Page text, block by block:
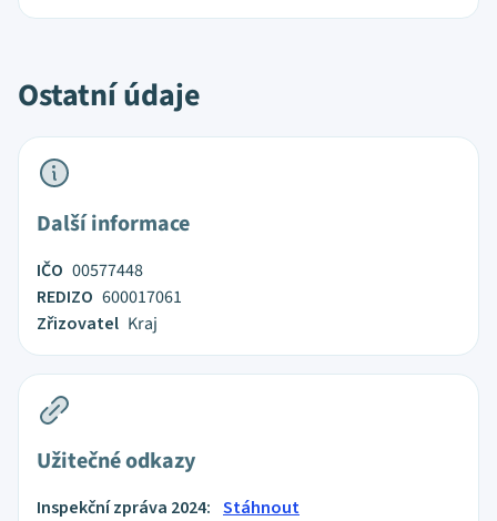
Ostatní údaje
Další informace
IČO 00577448
REDIZO 600017061
Zřizovatel Kraj
Užitečné odkazy
Inspekční zpráva 2024: Stáhnout